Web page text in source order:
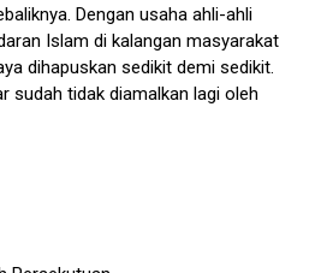
Dengan usaha ahli-ahli
Islam di kalangan masyarakat
dihapuskan sedikit demi sedikit.
sudah tidak diamalkan lagi oleh